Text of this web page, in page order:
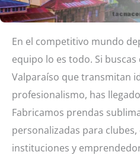
En el competitivo mundo
equipo lo es todo. Si
Valparaíso que transmitan
profesionalismo, has
Fabricamos prendas
personalizadas para
instituciones y